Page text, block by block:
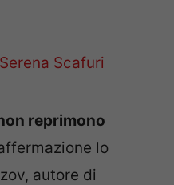
Scafuri
reprimono
lo
autore di